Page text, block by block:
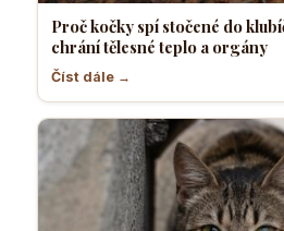
Proč kočky spí stočené do
chrání tělesné teplo a orgány
Číst dále →